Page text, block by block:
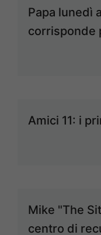
Papa lunedì
corrisponde
Amici 11: i
Mike "The
centro di